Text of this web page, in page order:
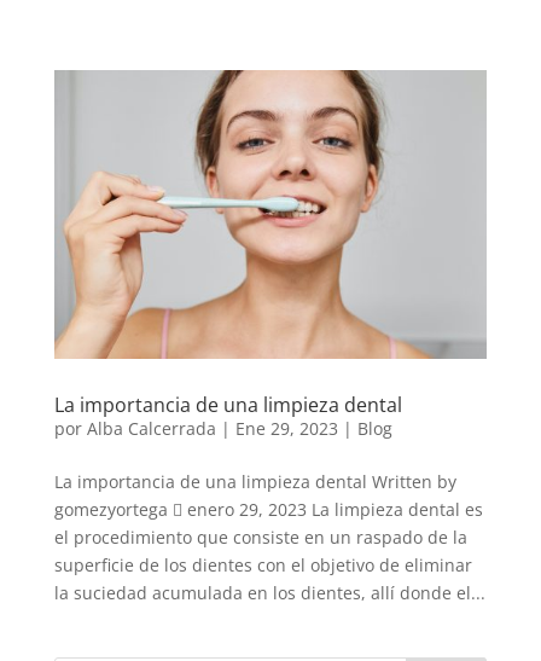
La importancia de una limpieza dental
por Alba Calcerrada | Ene 29, 2023 | Blog
La importancia de una limpieza dental Written by
gomezyortega  enero 29, 2023 La limpieza dental es
el procedimiento que consiste en un raspado de la
superficie de los dientes con el objetivo de eliminar
la suciedad acumulada en los dientes, allí donde el...